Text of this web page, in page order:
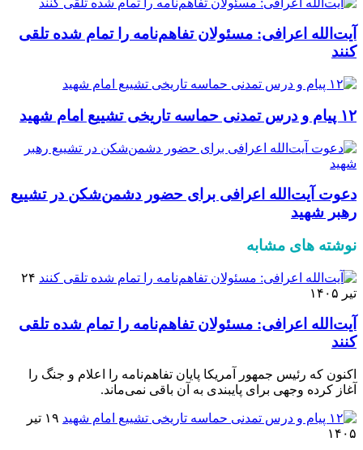
آیت‌الله اعرافی: مسئولان تفاهم‌نامه را تمام شده تلقی
کنند
۱۲ پیام و درس تمدنی حماسه تاریخی تشییع امام شهید
دعوت آیت‌الله اعرافی برای حضور دشمن‌شکن در تشییع
رهبر شهید
نوشته های مشابه
۲۴
تیر ۱۴۰۵
آیت‌الله اعرافی: مسئولان تفاهم‌نامه را تمام شده تلقی
کنند
اکنون که رئیس جمهور آمریکا پایان تفاهم‌نامه را اعلام و جنگ را
آغاز کرده وجهی برای پایبندی به آن باقی نمی‌ماند.
۱۹ تیر
۱۴۰۵